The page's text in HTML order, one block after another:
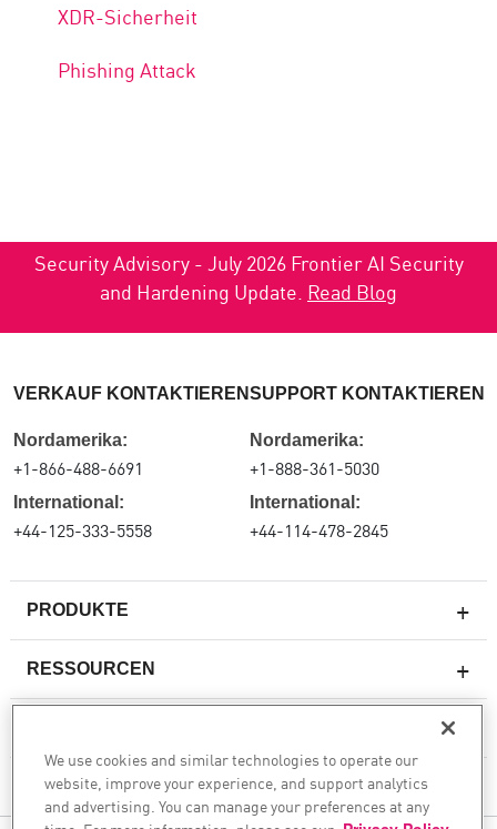
XDR-Sicherheit
Phishing Attack
Security Advisory - July 2026 Frontier AI Security
and Hardening Update. Read Blog
PRODUKTE
Next-Generation-Firewalls
Cloud Network Security
RESSOURCEN
UNTERNEHMEN
VERKAUF KONTAKTIEREN
Nordamerika:
+1-866-488-6691
International:
+44-125-333-5558
SUPPORT KONTAKTIEREN
Nordamerika:
+1-888-361-5030
International:
+44-114-478-2845
We use cookies and similar technologies to operate our
website, improve your experience, and support analytics
and advertising. You can manage your preferences at any